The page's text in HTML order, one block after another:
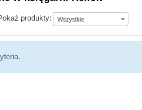
produkty: Wszystkie